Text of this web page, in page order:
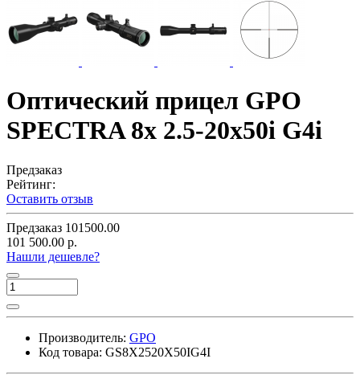
Оптический прицел GPO
SPECTRA 8x 2.5-20x50i G4i
Предзаказ
Рейтинг:
Оставить отзыв
Предзаказ 101500.00
101 500.00 р.
Нашли дешевле?
Производитель: GPO
Код товара: GS8X2520X50IG4I